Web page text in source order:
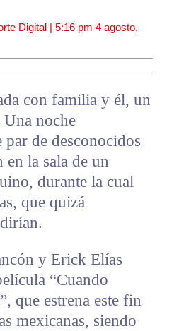
Digital | 5:16 pm 4 agosto,
con familia y él, un
noche
par de desconocidos
en la sala de un
durante la cual
que quizá
y Erick Elías
“Cuando
que estrena este fin
mexicanas, siendo